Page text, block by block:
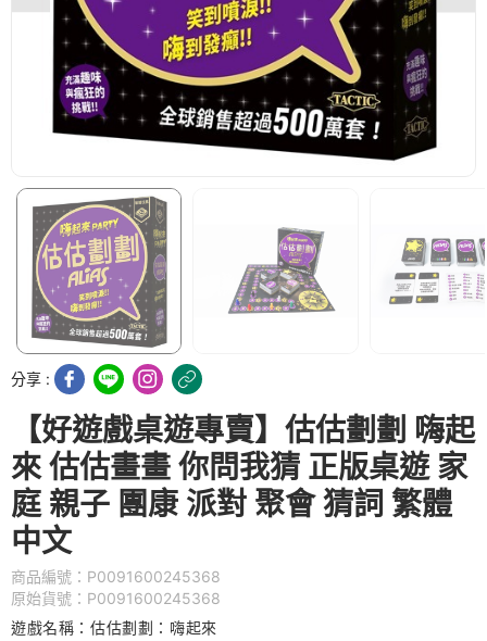
分享 :
【好遊戲桌遊專賣】估估劃劃 嗨起
來 估估畫畫 你問我猜 正版桌遊 家
庭 親子 團康 派對 聚會 猜詞 繁體
中文
商品編號：P0091600245368
原始貨號：P0091600245368
遊戲名稱：估估劃劃：嗨起來